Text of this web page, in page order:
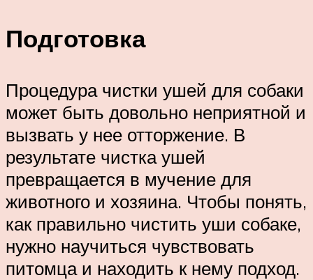
Подготовка
Процедура чистки ушей для собаки
может быть довольно неприятной и
вызвать у нее отторжение. В
результате чистка ушей
превращается в мучение для
животного и хозяина. Чтобы понять,
как правильно чистить уши собаке,
нужно научиться чувствовать
питомца и находить к нему подход.